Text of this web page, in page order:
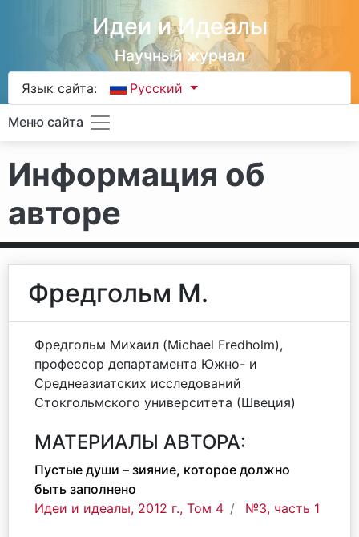
Идеи и Идеалы
Научный журнал
Язык сайта: Русский
Меню сайта
Информация об
авторе
Фредгольм М.
Фредгольм Михаил (Michael Fredholm),
профессор департамента Южно- и
Среднеазиатских исследований
Стокгольмского университета (Швеция)
МАТЕРИАЛЫ АВТОРА:
Пустые души – зияние, которое должно
быть заполнено
Идеи и идеалы, 2012 г., Том 4
№3, часть 1